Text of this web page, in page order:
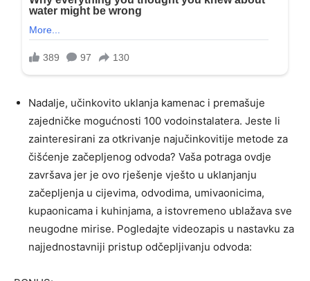
Nadalje, učinkovito uklanja kamenac i premašuje
zajedničke mogućnosti 100 vodoinstalatera. Jeste li
zainteresirani za otkrivanje najučinkovitije metode za
čišćenje začepljenog odvoda? Vaša potraga ovdje
završava jer je ovo rješenje vješto u uklanjanju
začepljenja u cijevima, odvodima, umivaonicima,
kupaonicama i kuhinjama, a istovremeno ublažava sve
neugodne mirise. Pogledajte videozapis u nastavku za
najjednostavniji pristup odčepljivanju odvoda: